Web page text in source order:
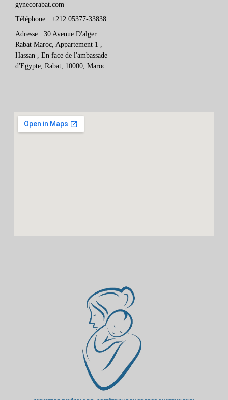
gynecorabat.com
Téléphone : +212 05377-33838
Adresse : 30 Avenue D'alger
Rabat Maroc, Appartement 1 ,
Hassan , En face de l'ambassade
d'Egypte, Rabat, 10000, Maroc